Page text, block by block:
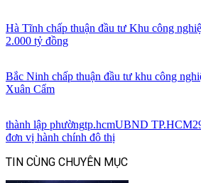
Hà Tĩnh chấp thuận đầu tư Khu công
2.000 tỷ đồng
Bắc Ninh chấp thuận đầu tư khu công
Xuân Cẩm
thành lập phườngtp.hcmUBND TP.HCM
đơn vị hành chính đô thị
TIN CÙNG CHUYÊN MỤC